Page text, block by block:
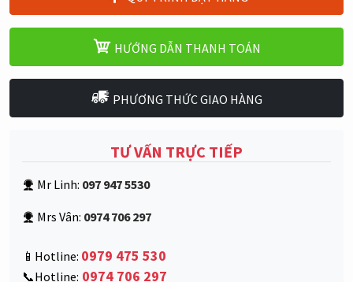
HƯỚNG DẪN THANH TOÁN
PHƯƠNG THỨC GIAO HÀNG
TƯ VẤN TRỰC TIẾP
Mr Linh: 097 947 5530
Mrs Vân: 0974 706 297
📱Hotline: 0979 475 530
📞Hotline: 0974 706 297